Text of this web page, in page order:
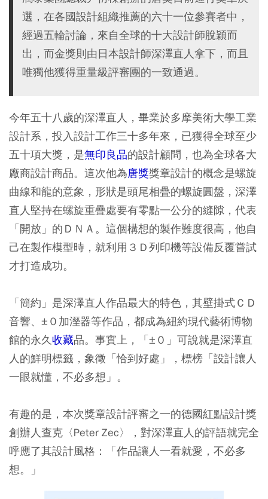
選，在各國設計組織推薦的六十一位參賽者中，
經過五輪討論，來自全球的十大設計師脫穎而
出，而金獎則由日本設計師深澤直人拿下，而且
唯獨他獲得重量級評審團的一致通過。
今年五十八歲的深澤直人，畢業於多摩美術大學工業
設計系，投入設計工作三十多年來，已獲得全球至少
五十項大獎，是無印良品的設計顧問，也為全球各大
廠商設計商品。這次他為唐獎獎章設計的概念是螺旋
曲線和龍的意象，形狀是頭尾相疊的螺旋圓盤，深澤
直人堅持在螺旋重疊處要有零點一公分的縫隙，代表
「開放」的ＤＮＡ。這個構想的製作難度很高，他自
己在製作模型時，就利用３Ｄ列印機等設備反覆嘗試
才打造成功。
「簡約」是深澤直人作品最大的特色，其壁掛式ＣＤ
音響、±０加溼器等作品，都成為紐約現代藝術博物
館的永久收藏品。事實上，「±０」可說就是深澤直
人的鮮明標籤，象徵「恰到好處」，標榜「設計讓人
一眼就懂，不必多想」。
有趣的是，本次獎章設計評審之一的德國紅點設計獎
創辦人查克〈Peter Zec〉，對深澤直人的評語就完全
呼應了其設計風格：「作品讓人一看就愛，不必多
想。」